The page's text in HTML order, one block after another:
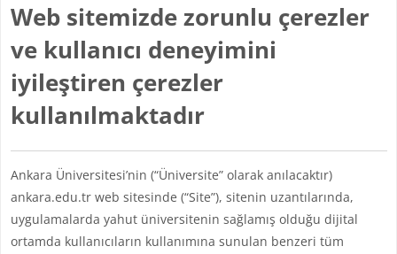
Web sitemizde zorunlu çerezler
ve kullanıcı deneyimini
iyileştiren çerezler
kullanılmaktadır
Ankara Üniversitesi’nin (“Üniversite” olarak anılacaktır)
ankara.edu.tr web sitesinde (“Site”), sitenin uzantılarında,
uygulamalarda yahut üniversitenin sağlamış olduğu dijital
ortamda kullanıcıların kullanımına sunulan benzeri tüm